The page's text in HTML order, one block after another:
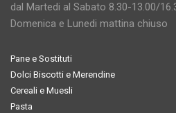
dal Martedi al Sabato 8.30-13.00/
Domenica e Lunedi mattina chiuso
Pane e Sostituti
Dolci Biscotti e Merendine
Cereali e Muesli
Pasta